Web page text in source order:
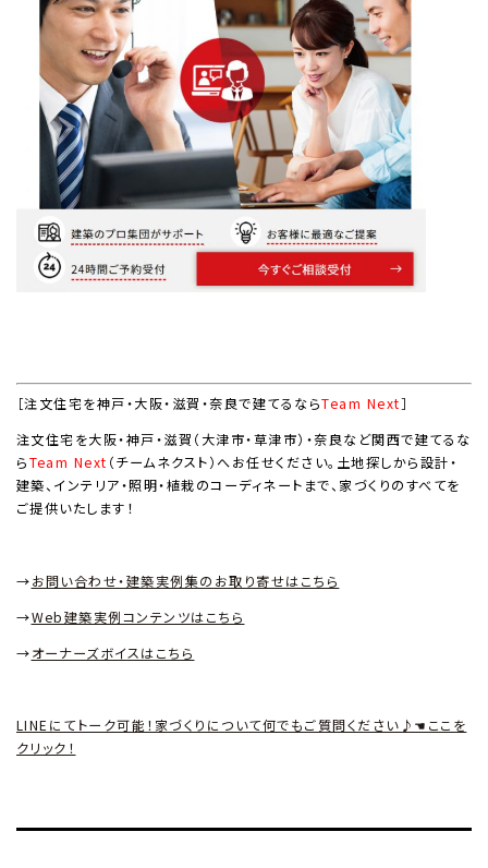
［注文住宅を神戸・大阪・滋賀・奈良で建てるならTeam Next］
注文住宅を大阪・神戸・滋賀（大津市・草津市）・奈良など関西で建てるな
らTeam Next （チームネクスト）へお任せください。土地探しから設計・
建築、インテリア・照明・植栽のコーディネートまで、家づくりのすべてを
ご提供いたします！
→お問い合わせ・建築実例集のお取り寄せはこちら
→Web建築実例コンテンツはこちら
→オーナーズボイスはこちら
LINEにてトーク可能！家づくりについて何でもご質問ください♪☚ここを
クリック！